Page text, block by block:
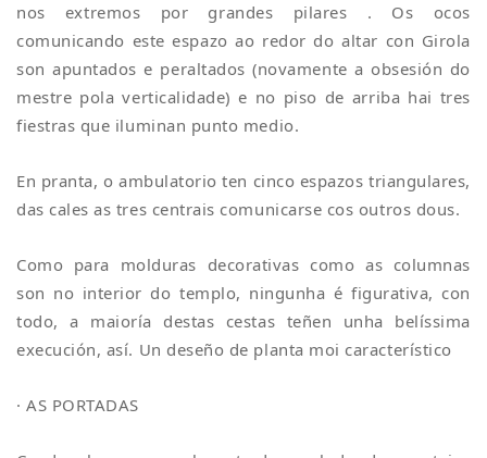
nos extremos por grandes pilares . Os ocos
comunicando este espazo ao redor do altar con Girola
son apuntados e peraltados (novamente a obsesión do
mestre pola verticalidade) e no piso de arriba hai tres
fiestras que iluminan punto medio.
En pranta, o ambulatorio ten cinco espazos triangulares,
das cales as tres centrais comunicarse cos outros dous.
Como para molduras decorativas como as columnas
son no interior do templo, ningunha é figurativa, con
todo, a maioría destas cestas teñen unha belíssima
execución, así. Un deseño de planta moi característico
· AS PORTADAS